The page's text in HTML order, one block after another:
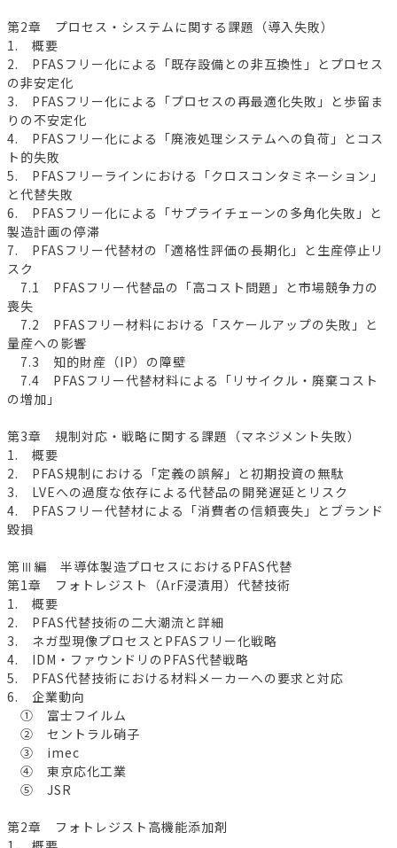
第2章 プロセス・システムに関する課題（導入失敗）
1. 概要
2. PFASフリー化による「既存設備との非互換性」とプロセス
の非安定化
3. PFASフリー化による「プロセスの再最適化失敗」と歩留ま
りの不安定化
4. PFASフリー化による「廃液処理システムへの負荷」とコス
ト的失敗
5. PFASフリーラインにおける「クロスコンタミネーション」
と代替失敗
6. PFASフリー化による「サプライチェーンの多角化失敗」と
製造計画の停滞
7. PFASフリー代替材の「適格性評価の長期化」と生産停止リ
スク
7.1 PFASフリー代替品の「高コスト問題」と市場競争力の
喪失
7.2 PFASフリー材料における「スケールアップの失敗」と
量産への影響
7.3 知的財産（IP）の障壁
7.4 PFASフリー代替材料による「リサイクル・廃棄コスト
の増加」
第3章 規制対応・戦略に関する課題（マネジメント失敗）
1. 概要
2. PFAS規制における「定義の誤解」と初期投資の無駄
3. LVEへの過度な依存による代替品の開発遅延とリスク
4. PFASフリー代替材による「消費者の信頼喪失」とブランド
毀損
第Ⅲ編 半導体製造プロセスにおけるPFAS代替
第1章 フォトレジスト（ArF浸漬用）代替技術
1. 概要
2. PFAS代替技術の二大潮流と詳細
3. ネガ型現像プロセスとPFASフリー化戦略
4. IDM・ファウンドリのPFAS代替戦略
5. PFAS代替技術における材料メーカーへの要求と対応
6. 企業動向
① 富士フイルム
② セントラル硝子
③ imec
④ 東京応化工業
⑤ JSR
第2章 フォトレジスト高機能添加剤